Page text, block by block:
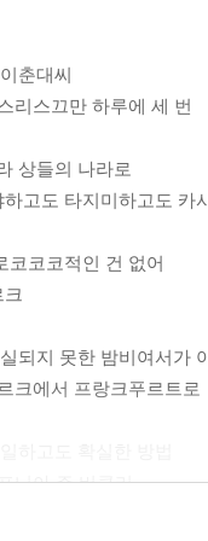
춘대씨
리스끄만 하루에 세 번
상들의 나라로
고도 타지미하고도 카
코코코적인 건 없어
되지 못한 밤비여서가
크에서 프랑크푸르트로
니아 주 버클리